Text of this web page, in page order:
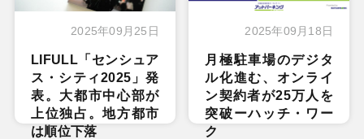
2025年09月25日
LIFULL「センシュア
ス・シティ2025」発
表。大都市中心部が
上位独占。地方都市
は順位下落
2025年09月18日
月極駐車場のデジタ
ル化進む、オンライ
ン契約者が25万人を
突破ーハッチ・ワー
ク